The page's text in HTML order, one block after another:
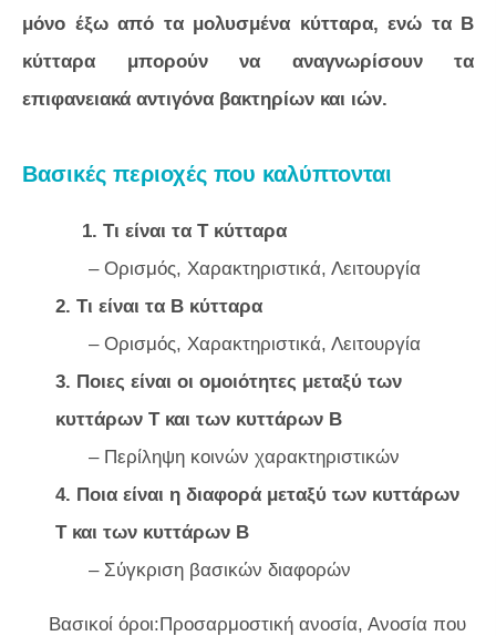
μόνο έξω από τα μολυσμένα κύτταρα, ενώ τα Β
κύτταρα μπορούν να αναγνωρίσουν τα
επιφανειακά αντιγόνα βακτηρίων και ιών.
Βασικές περιοχές που καλύπτονται
1. Τι είναι τα Τ κύτταρα
– Ορισμός, Χαρακτηριστικά, Λειτουργία
2. Τι είναι τα Β κύτταρα
– Ορισμός, Χαρακτηριστικά, Λειτουργία
3. Ποιες είναι οι ομοιότητες μεταξύ των
κυττάρων Τ και των κυττάρων Β
– Περίληψη κοινών χαρακτηριστικών
4. Ποια είναι η διαφορά μεταξύ των κυττάρων
Τ και των κυττάρων Β
– Σύγκριση βασικών διαφορών
Βασικοί όροι:Προσαρμοστική ανοσία, Ανοσία που